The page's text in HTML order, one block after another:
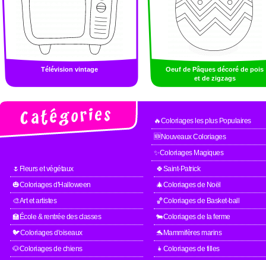
Télévision vintage
Oeuf de Pâques décoré de pois
et de zigzags
🔥Coloriages les plus Populaires
🆕Nouveaux Coloriages
✨Coloriages Magiques
🌷Fleurs et végétaux
🍀Saint-Patrick
🎃Coloriages d'Halloween
🎄Coloriages de Noël
🎨Art et artistes
🏀Coloriages de Basket-ball
🏫École & rentrée des classes
🐄Coloriages de la ferme
🐦Coloriages d'oiseaux
🐬Mammifères marins
🐶Coloriages de chiens
👧Coloriages de filles